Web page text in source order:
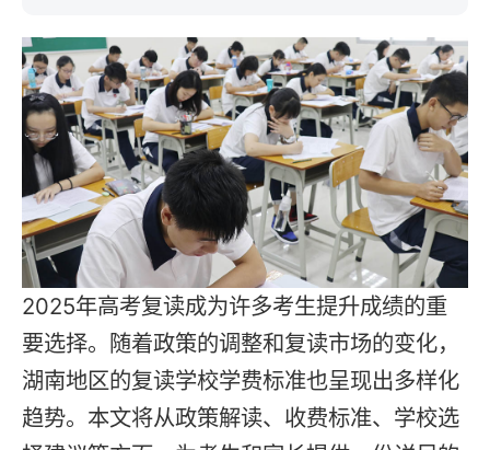
2025年高考复读成为许多考生提升成绩的重
要选择。随着政策的调整和复读市场的变化，
湖南地区的复读学校学费标准也呈现出多样化
趋势。本文将从政策解读、收费标准、学校选